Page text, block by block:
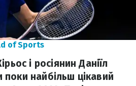
of Sports
і росіянин Даніїл
найбільш цікавий